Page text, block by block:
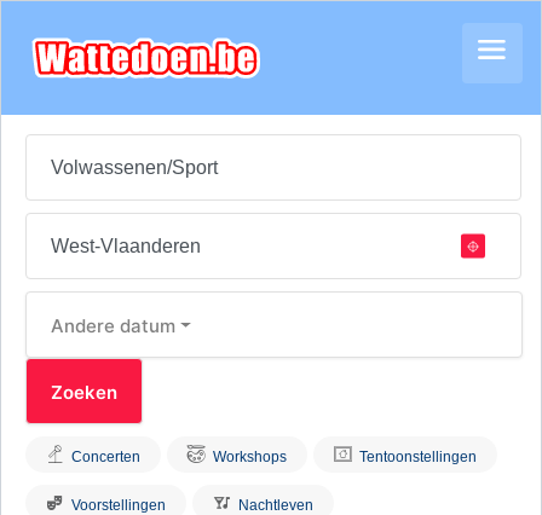
Andere datum
Concerten Workshops Tentoonstellingen
Voorstellingen Nachtleven